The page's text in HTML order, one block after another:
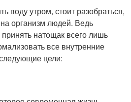
воду утром, стоит разобраться,
организм людей. Ведь
натощак всего лишь
все внутренние
цели: